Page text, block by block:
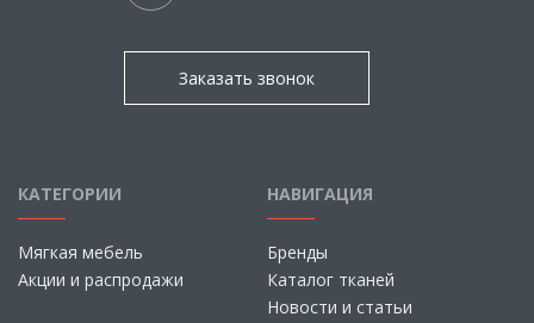
Заказать звонок
КАТЕГОРИИ
Мягкая мебель
Акции и распродажи
НАВИГАЦИЯ
Бренды
Каталог тканей
Новости и статьи